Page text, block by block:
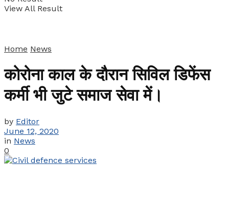
View All Result
Home News
कोरोना काल के दौरान सिविल डिफेंस
कर्मी भी जुटे समाज सेवा में।
by Editor
June 12, 2020
in News
0